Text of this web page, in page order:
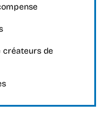
créateurs de